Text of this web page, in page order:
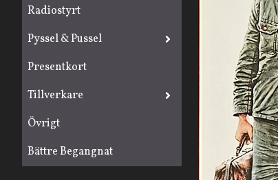
Radiostyrt
Pyssel & Pussel
Presentkort
Tillverkare
Övrigt
Bättre Begangnat